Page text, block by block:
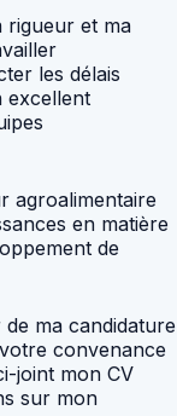
rigueur et ma
les délais
excellent
agroalimentaire
en matière
de
ma candidature
convenance
joint mon CV
sur mon